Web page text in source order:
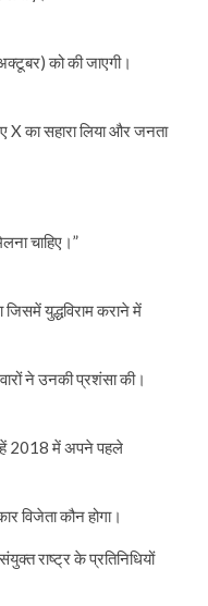
को की जाएगी।
X का सहारा लिया और जनता
चाहिए।”
युद्धविराम कराने में
ने उनकी प्रशंसा की।
2018 में अपने पहले
विजेता कौन होगा।
राष्ट्र के प्रतिनिधियों